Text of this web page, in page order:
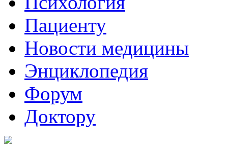
Пациенту
Новости медицины
Энциклопедия
Форум
Доктору